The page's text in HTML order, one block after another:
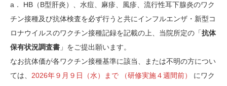
a． HB（B型肝炎）、水痘、麻疹、風疹、流行性耳下腺炎のワク
チン接種及び抗体検査を必ず行うと共にインフルエンザ・新型コ
ロナウイルスのワクチン接種記録を記載の上、当院所定の「抗体
保有状況調査書 」をご提出願います。
なお抗体価が各ワクチン接種基準に該当、または不明の方につい
ては、 2026年９月９日（水）まで （研修実施４週間前）
にワク